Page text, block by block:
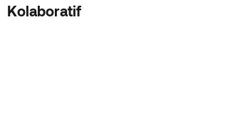
Kolaboratif